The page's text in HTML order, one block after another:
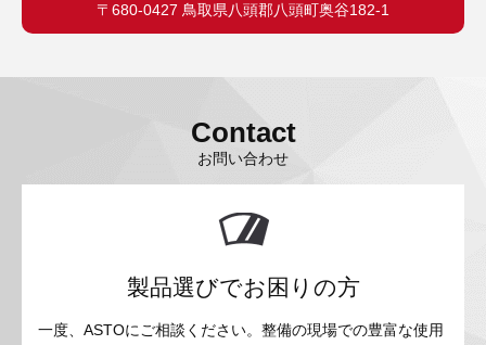
〒680-0427 鳥取県八頭郡八頭町奥谷182-1
Contact
お問い合わせ
製品選びでお困りの方
一度、ASTOにご相談ください。整備の現場での豊富な使用